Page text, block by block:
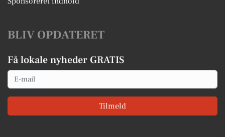
BLIV OPDATERET
Få lokale nyheder GRATIS
Email
Tilmeld